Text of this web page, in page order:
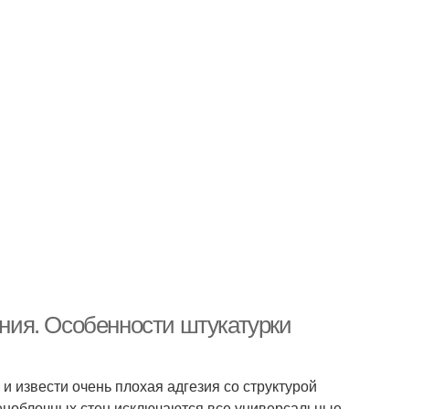
Особенности штукатурки
очень плохая адгезия со структурой